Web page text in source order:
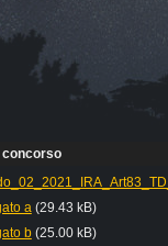
concorso
a (29.43 kB)
b (25.00 kB)